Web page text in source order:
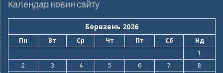
Календар новин сайту
Березень 2026
Пн Вт Ср Чт Пт Сб
Нд
1
2
3 4 5 6 7
8